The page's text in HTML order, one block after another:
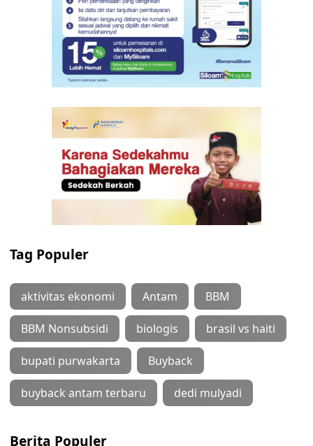
Tag Populer
aktivitas ekonomi Antam BBM
BBM Nonsubsidi biologis brasil vs haiti
bupati purwakarta Buyback
buyback antam terbaru dedi mulyadi
Berita Populer